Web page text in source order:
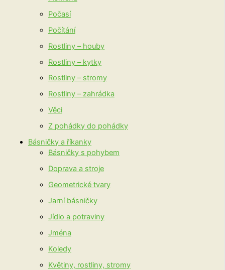
Počasí
Počítání
Rostliny – houby
Rostliny – kytky
Rostliny – stromy
Rostliny – zahrádka
Věci
Z pohádky do pohádky
Básničky a říkanky
Básničky s pohybem
Doprava a stroje
Geometrické tvary
Jarní básničky
Jídlo a potraviny
Jména
Koledy
Květiny, rostliny, stromy